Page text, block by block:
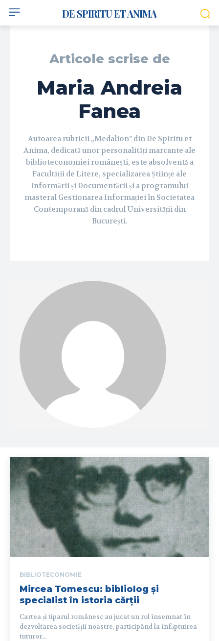
DE SPIRITU ET ANIMA
Articole scrise de
Maria Andreia
Fanea
Autoarea rubricii „Medalion” din De Spiritu et
Anima, dedicată unor personalități marcante ale
biblioteconomiei românești, este absolventă a
Facultății de Litere, specializarea Științe ale
Informării și Documentării și a programului
masteral Gestionarea Informației în Societatea
Contemporană din cadrul Universității din
București.
BIBLIOTECONOMIE
Mircea Tomescu: bibliolog și
specialist în istoria cărții
Cartea și tiparul românesc au jucat un rol însemnat în
dezvoltarea societății noastre, participând la înfăptuirea
tuturor...